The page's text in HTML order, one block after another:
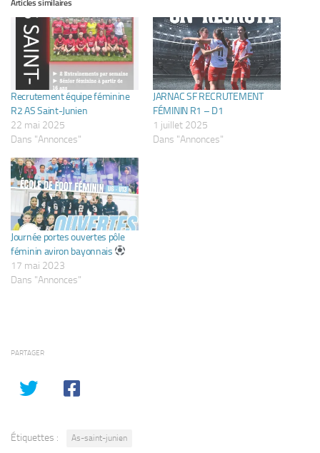
Articles similaires
Recrutement équipe féminine
R2 AS Saint-Junien
22 mai 2025
Dans "Annonces"
JARNAC SF RECRUTEMENT
FÉMININ R1 – D1
1 juillet 2025
Dans "Annonces"
Journée portes ouvertes pôle
féminin aviron bayonnais
17 mai 2023
Dans "Annonces"
PARTAGER
Étiquettes : As-saint-junien